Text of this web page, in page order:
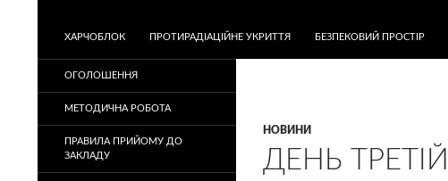
ХАРЧОБЛОК ПРОТИРАДІАЦІЙНЕ УКРИТТЯ БЕЗПЕКОВИЙ ПРОСТІР
НОВИНИ
ДЕНЬ
ОГОЛОШЕННЯ
МЕТОДИЧНА РОБОТА
ПРАВИЛА ПРИЙОМУ ДО
ЗАКЛАДУ